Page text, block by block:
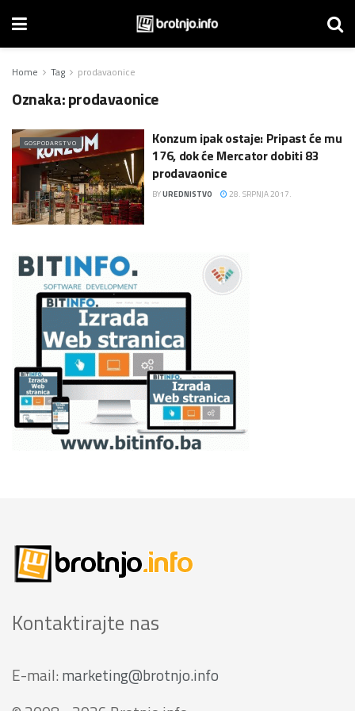
Home Tag prodavaonice
Oznaka:prodavaonice
GOSPODARSTVO
Konzum ipak ostaje: Pripast će mu
176, dok će Mercator dobiti 83
prodavaonice
BYUREDNISTVO 28. SRPNJA 2017.
Kontaktirajte nas
E-mail: marketing@brotnjo.info